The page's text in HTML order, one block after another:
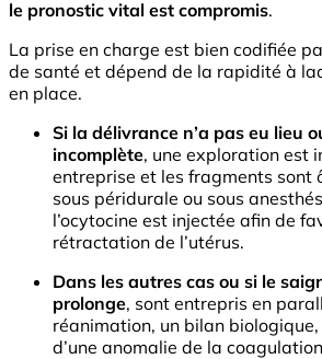
le pronostic vital est compromis.
La prise en charge est bien codifiée
de santé et dépend de la rapidité à
en place.
Si la délivrance n’a pas eu lieu
incomplète, une exploration est
entreprise et les fragments sont
sous péridurale ou sous
l’ocytocine est injectée afin de
rétractation de l’utérus.
Dans les autres cas ou si le
prolonge, sont entrepris en
réanimation, un bilan
d’une anomalie de la